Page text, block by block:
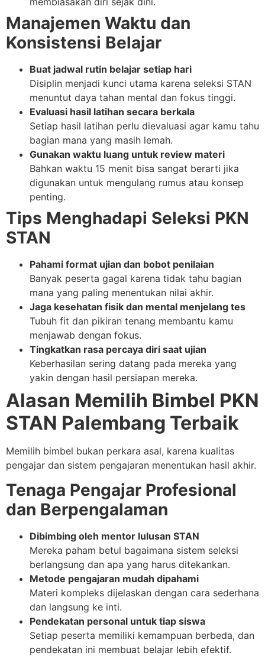
Manajemen Waktu dan
Konsistensi Belajar
Buat jadwal rutin belajar setiap hari
Disiplin menjadi kunci utama karena seleksi STAN
menuntut daya tahan mental dan fokus tinggi.
Evaluasi hasil latihan secara berkala
Setiap hasil latihan perlu dievaluasi agar kamu tahu
bagian mana yang masih lemah.
Gunakan waktu luang untuk review materi
Bahkan waktu 15 menit bisa sangat berarti jika
digunakan untuk mengulang rumus atau konsep
penting.
Tips Menghadapi Seleksi PKN
STAN
Pahami format ujian dan bobot penilaian
Banyak peserta gagal karena tidak tahu bagian
mana yang paling menentukan nilai akhir.
Jaga kesehatan fisik dan mental menjelang tes
Tubuh fit dan pikiran tenang membantu kamu
menjawab dengan fokus.
Tingkatkan rasa percaya diri saat ujian
Keberhasilan sering datang pada mereka yang
yakin dengan hasil persiapan mereka.
Alasan Memilih Bimbel PKN
STAN Palembang Terbaik
Memilih bimbel bukan perkara asal, karena kualitas
pengajar dan sistem pengajaran menentukan hasil akhir.
Tenaga Pengajar Profesional
dan Berpengalaman
Dibimbing oleh mentor lulusan STAN
Mereka paham betul bagaimana sistem seleksi
berlangsung dan apa yang harus ditekankan.
Metode pengajaran mudah dipahami
Materi kompleks dijelaskan dengan cara sederhana
dan langsung ke inti.
Pendekatan personal untuk tiap siswa
Setiap peserta memiliki kemampuan berbeda, dan
pendekatan ini membuat belajar lebih efektif.